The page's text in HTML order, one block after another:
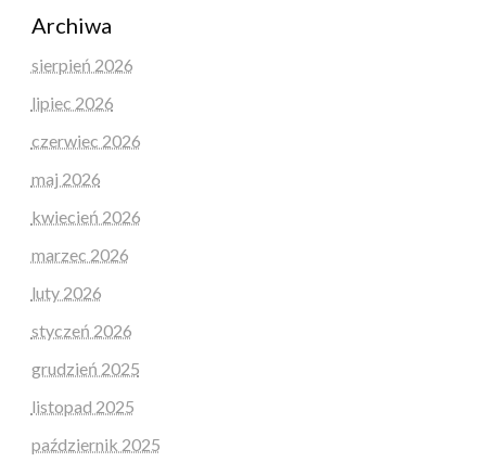
Archiwa
sierpień 2026
lipiec 2026
czerwiec 2026
maj 2026
kwiecień 2026
marzec 2026
luty 2026
styczeń 2026
grudzień 2025
listopad 2025
październik 2025